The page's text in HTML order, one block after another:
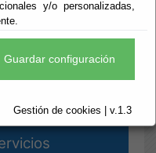
y/o personalizadas,
Guardar configuración
Gestión de cookies | v.1.3